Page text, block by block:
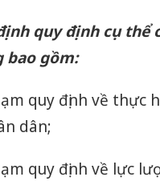
quy định cụ thể
bao gồm:
quy định về thực
dân;
quy định về lực